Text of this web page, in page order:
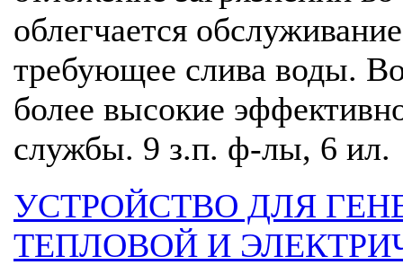
облегчается
требующее слива воды.
более высокие
службы. 9 з.п. ф-лы, 6 ил.
УСТРОЙСТВО ДЛЯ
ТЕПЛОВОЙ И